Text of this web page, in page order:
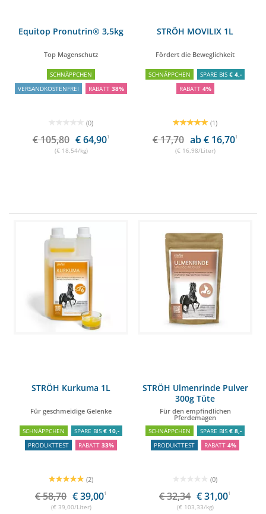
Equitop Pronutrin® 3,5kg
Top Magenschutz
SCHNÄPPCHEN
VERSANDKOSTENFREI
RABATT 38%
(0)
€ 105,80 € 64,901
(€ 18,54/kg)
STRÖH MOVILIX 1L
Fördert die Beweglichkeit
SCHNÄPPCHEN SPARE BIS € 4,-
RABATT 4%
(1)
€ 17,70 ab € 16,701
(€ 16,98/Liter)
STRÖH Kurkuma 1L
Für geschmeidige Gelenke
SCHNÄPPCHEN SPARE BIS € 10,-
PRODUKTTEST
RABATT 33%
(2)
€ 58,70 € 39,001
(€ 39,00/Liter)
STRÖH Ulmenrinde Pulver
300g Tüte
Für den empfindlichen
Pferdemagen
SCHNÄPPCHEN SPARE BIS € 8,-
PRODUKTTEST
RABATT 4%
(0)
€ 32,34 € 31,001
(€ 103,33/kg)